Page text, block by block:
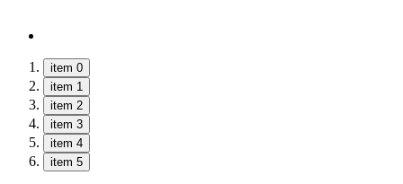
item 0
item 1
item 2
item 3
item 4
item 5